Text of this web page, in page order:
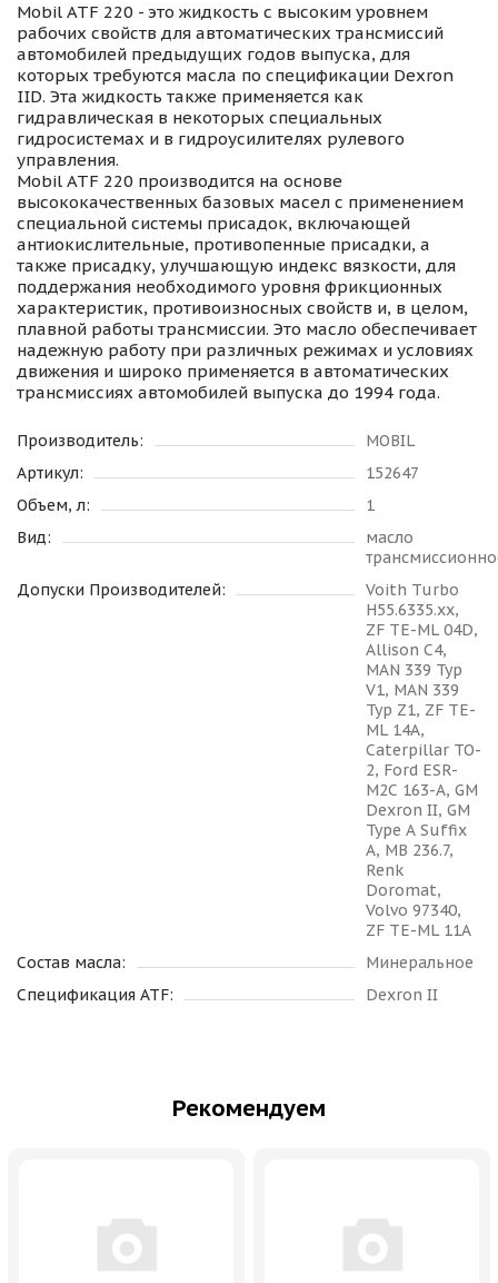
Mobil ATF 220 - это жидкость с высоким уровнем
рабочих свойств для автоматических трансмиссий
автомобилей предыдущих годов выпуска, для
которых требуются масла по спецификации Dexron
IID. Эта жидкость также применяется как
гидравлическая в некоторых специальных
гидросистемах и в гидроусилителях рулевого
управления.
Mobil ATF 220 производится на основе
высококачественных базовых масел с применением
специальной системы присадок, включающей
антиокислительные, противопенные присадки, а
также присадку, улучшающую индекс вязкости, для
поддержания необходимого уровня фрикционных
характеристик, противоизносных свойств и, в целом,
плавной работы трансмиссии. Это масло обеспечивает
надежную работу при различных режимах и условиях
движения и широко применяется в автоматических
трансмиссиях автомобилей выпуска до 1994 года.
Производитель:
MOBIL
Артикул:
152647
Объем, л:
1
Вид:
масло
Допуски Производителей:
Voith Turbo
H55.6335.xx,
ZF TE-ML 04D,
Allison C4,
MAN 339 Typ
V1, MAN 339
Typ Z1, ZF TE-
ML 14A,
Caterpillar TO-
2, Ford ESR-
M2C 163-A, GM
Dexron II, GM
Type A Suffix
A, MB 236.7,
Renk
Doromat,
Volvo 97340,
ZF TE-ML 11A
Состав масла:
Минеральное
Спецификация ATF:
Dexron II
Рекомендуем